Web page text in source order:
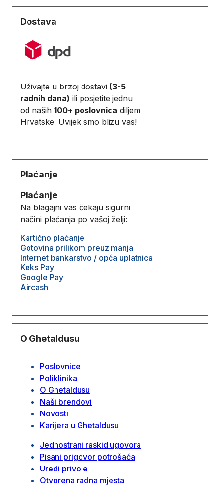
Dostava
Uživajte u brzoj dostavi (3-5
radnih dana) ili posjetite jednu
od naših 100+ poslovnica diljem
Hrvatske. Uvijek smo blizu vas!
Plaćanje
Plaćanje
Na blagajni vas čekaju sigurni
načini plaćanja po vašoj želji:
Kartično plaćanje
Gotovina prilikom preuzimanja
Internet bankarstvo / opća uplatnica
Keks Pay
Google Pay
Aircash
O Ghetaldusu
Poslovnice
Poliklinika
O Ghetaldusu
Naši brendovi
Novosti
Karijera u Ghetaldusu
Jednostrani raskid ugovora
Pisani prigovor potrošaća
Uredi privole
Otvorena radna mjesta